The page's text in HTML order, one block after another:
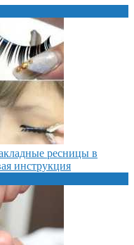
ресницы в
инструкция